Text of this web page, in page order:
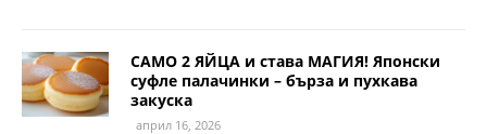
САМО 2 ЯЙЦА и става МАГИЯ! Японски
суфле палачинки – бърза и пухкава
закуска
април 16, 2026